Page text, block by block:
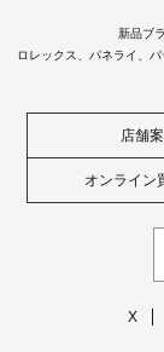
新品ブ
ロレックス、パネライ、
店舗
オンライン
X